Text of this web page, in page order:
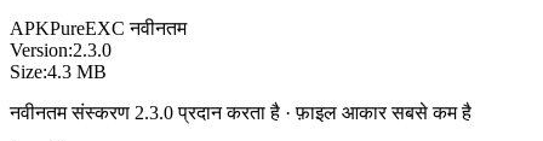
APKPureEXC नवीनतम
Version:2.3.0
Size:4.3 MB
नवीनतम संस्करण 2.3.0 प्रदान करता है · फ़ाइल आकार सबसे कम है